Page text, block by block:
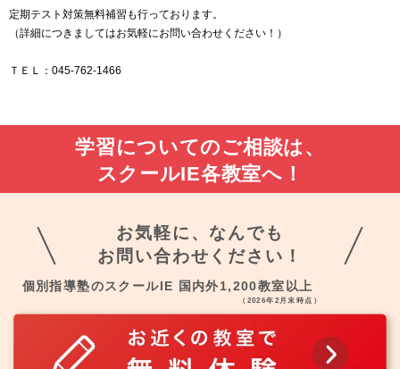
定期テスト対策無料補習も行っております。
（詳細につきましてはお気軽にお問い合わせください！）
ＴＥＬ：045-762-1466
学習についてのご相談は、
スクールIE各教室へ！
お気軽に、なんでも
お問い合わせください！
個別指導塾のスクールIE 国内外1,200教室以上
（2026年2月末時点）